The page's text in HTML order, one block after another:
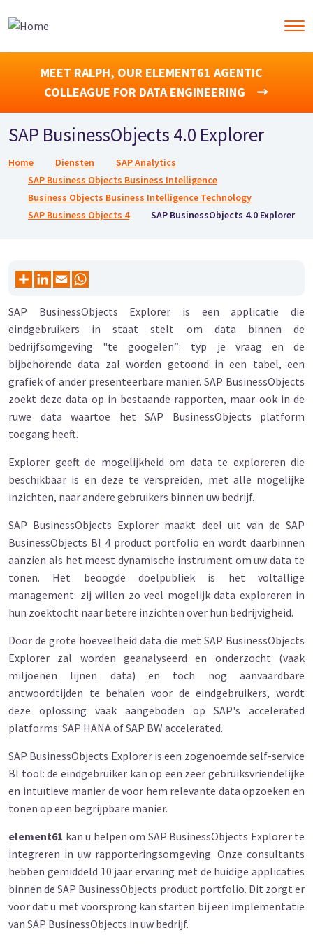
MEET RALPH, OUR ELEMENT61 AGENTIC
COLLEAGUE FOR DATA ENGINEERING
SAP BusinessObjects 4.0 Explorer
Kruimelpad
Home Diensten
SAP Analytics
SAP Business Objects Business Intelligence
Business Objects Business Intelligence Technology
SAP Business Objects 4
SAP BusinessObjects 4.0 Explorer
SAP BusinessObjects Explorer is een applicatie die
eindgebruikers in staat stelt om data binnen de
bedrijfsomgeving "te googelen”: typ je vraag en de
bijbehorende data zal worden getoond in een tabel, een
grafiek of ander presenteerbare manier. SAP BusinessObjects
zoekt deze data op in bestaande rapporten, maar ook in de
ruwe data waartoe het SAP BusinessObjects platform
toegang heeft.
Explorer geeft de mogelijkheid om data te exploreren die
beschikbaar is en deze te verspreiden, met alle mogelijke
inzichten, naar andere gebruikers binnen uw bedrijf.
SAP BusinessObjects Explorer maakt deel uit van de SAP
BusinessObjects BI 4 product portfolio en wordt daarbinnen
aanzien als het meest dynamische instrument om uw data te
tonen. Het beoogde doelpubliek is het voltallige
management: zij willen zo veel mogelijk data exploreren in
hun zoektocht naar betere inzichten over hun bedrijvigheid.
Door de grote hoeveelheid data die met SAP BusinessObjects
Explorer zal worden geanalyseerd en onderzocht (vaak
miljoenen lijnen data) en toch nog aanvaardbare
antwoordtijden te behalen voor de eindgebruikers, wordt
deze oplossing vaak aangeboden op SAP's accelerated
platforms: SAP HANA of SAP BW accelerated.
SAP BusinessObjects Explorer is een zogenoemde self-service
BI tool: de eindgebruiker kan op een zeer gebruiksvriendelijke
en intuïtieve manier de voor hem relevante data opzoeken en
tonen op een begrijpbare manier.
element61 kan u helpen om SAP BusinessObjects Explorer te
integreren in uw rapporteringsomgeving. Onze consultants
hebben gemiddeld 10 jaar ervaring met de huidige applicaties
binnen de SAP BusinessObjects product portfolio. Dit zorgt er
voor dat u met voorsprong kan starten bij een implementatie
van SAP BusinessObjects in uw bedrijf.